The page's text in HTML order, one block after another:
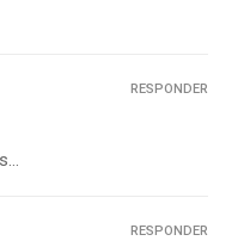
RESPONDER
RESPONDER